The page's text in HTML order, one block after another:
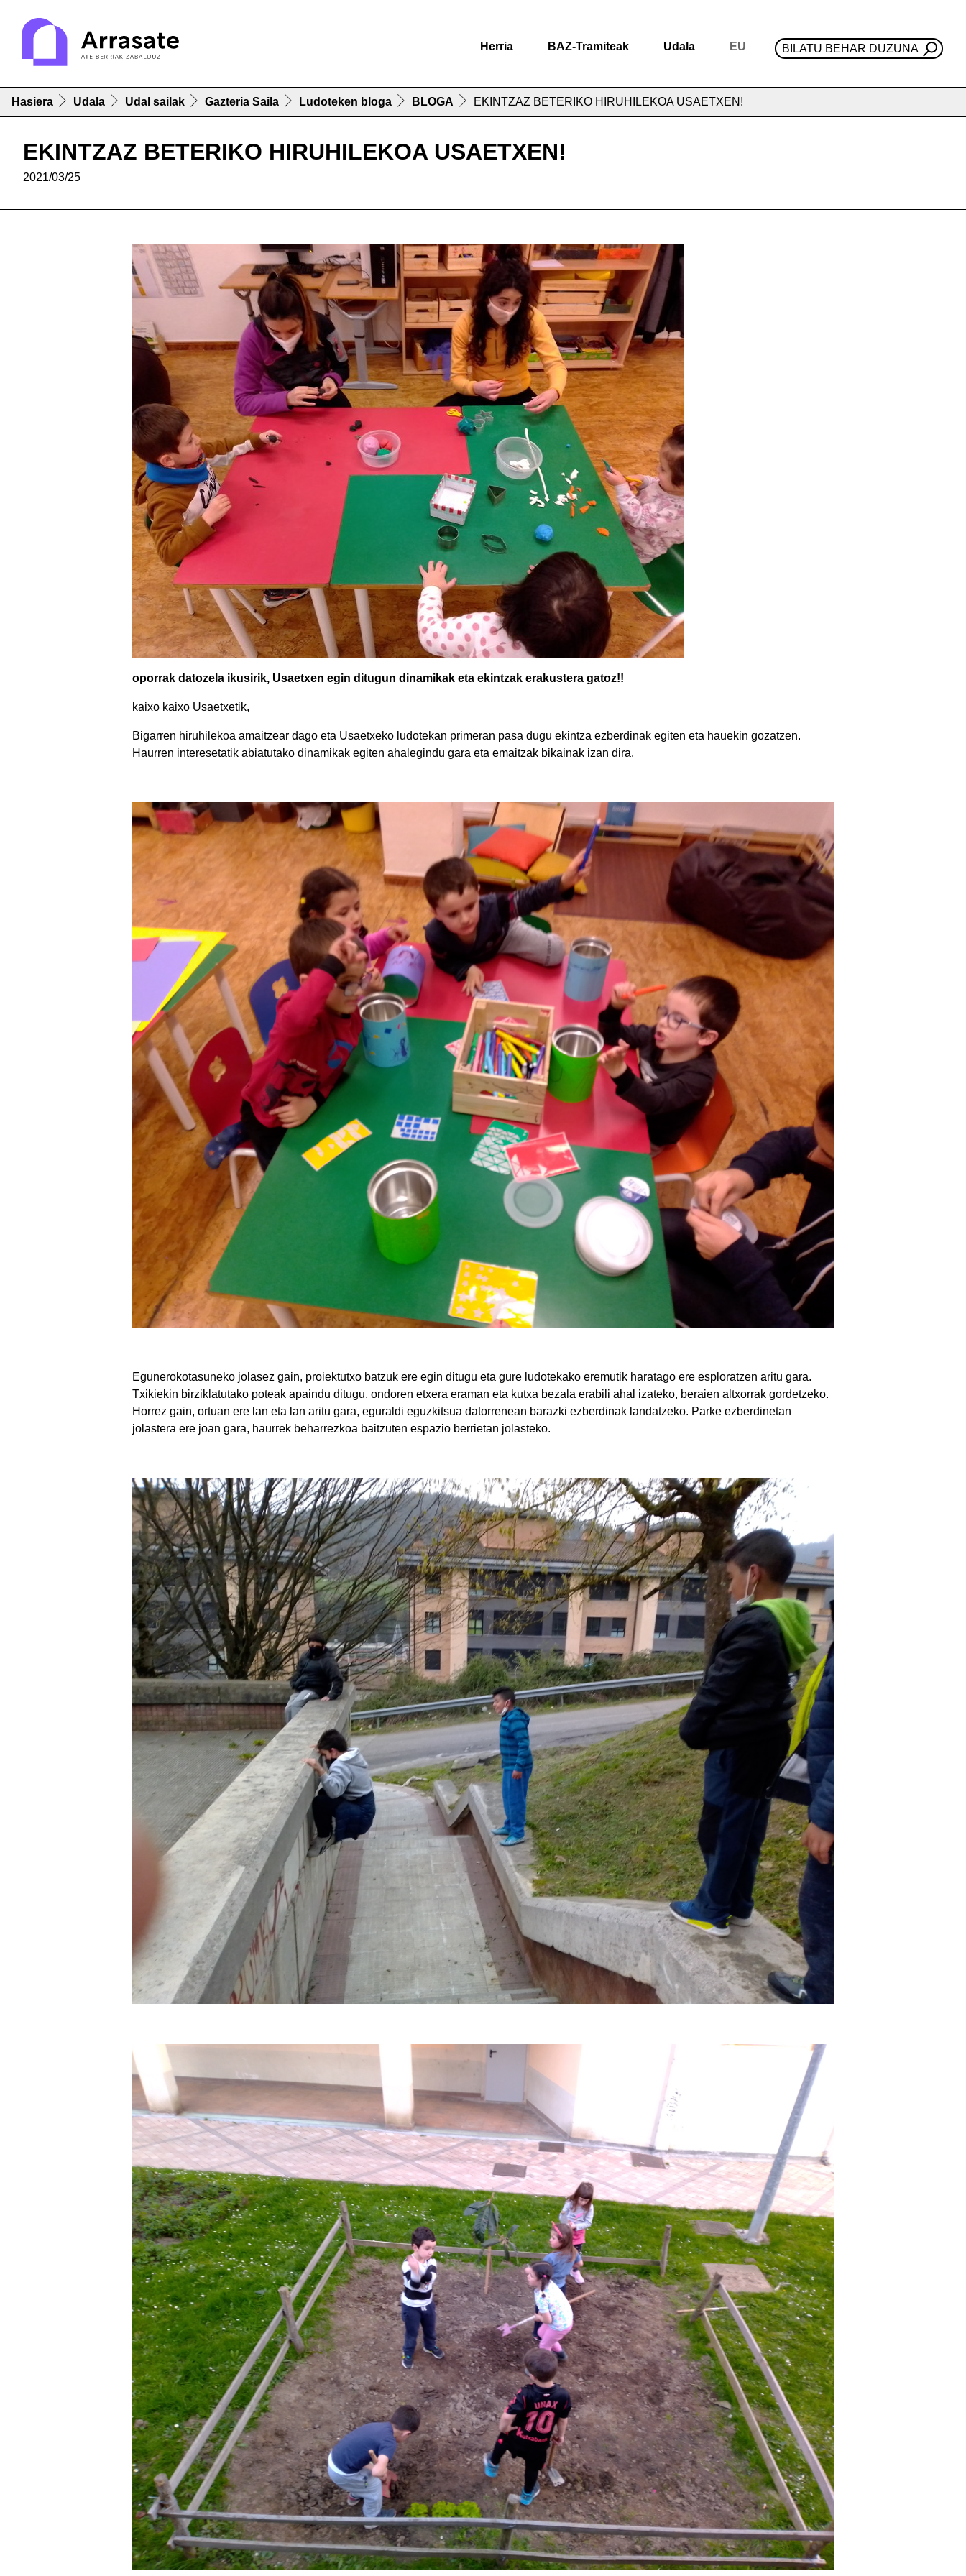
Herria BAZ-Tramiteak Udala EU BILATU BEHAR DUZUNA
Hasiera Udala Udal sailak Gazteria Saila Ludoteken bloga BLOGA EKINTZAZ BETERIKO HIRUHILEKOA USAETXEN!
EKINTZAZ BETERIKO HIRUHILEKOA USAETXEN!
2021/03/25
oporrak datozela ikusirik, Usaetxen egin ditugun dinamikak eta ekintzak erakustera gatoz!!
kaixo kaixo Usaetxetik,
Bigarren hiruhilekoa amaitzear dago eta Usaetxeko ludotekan primeran pasa dugu ekintza ezberdinak egiten eta hauekin gozatzen.
Haurren interesetatik abiatutako dinamikak egiten ahalegindu gara eta emaitzak bikainak izan dira.
Egunerokotasuneko jolasez gain, proiektutxo batzuk ere egin ditugu eta gure ludotekako eremutik haratago ere esploratzen aritu gara.
Txikiekin birziklatutako poteak apaindu ditugu, ondoren etxera eraman eta kutxa bezala erabili ahal izateko, beraien altxorrak gordetzeko.
Horrez gain, ortuan ere lan eta lan aritu gara, eguraldi eguzkitsua datorrenean barazki ezberdinak landatzeko. Parke ezberdinetan
jolastera ere joan gara, haurrek beharrezkoa baitzuten espazio berrietan jolasteko.